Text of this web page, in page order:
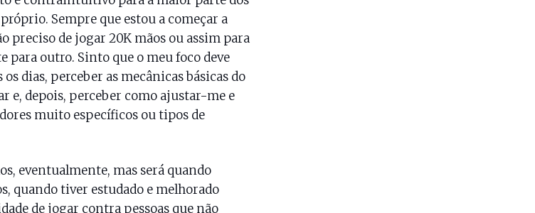
Sempre que estou a começar a
preciso de jogar 20K mãos ou assim para
outro. Sinto que o meu foco deve
dias, perceber as mecânicas básicas do
e, depois, perceber como ajustar-me e
muito específicos ou tipos de
eventualmente, mas será quando
quando tiver estudado e melhorado
de jogar contra pessoas que não